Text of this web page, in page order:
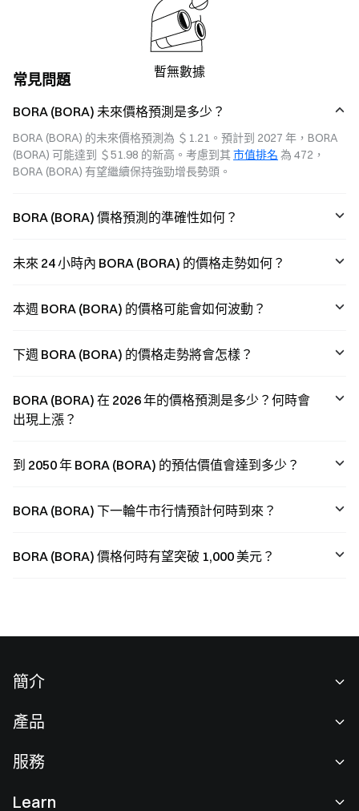
暫無數據
常見問題
BORA (BORA) 未來價格預測是多少？
BORA (BORA) 的未來價格預測為 ＄1.21。預計到 2027 年，BORA
(BORA) 可能達到 ＄51.98 的新高。考慮到其 市值排名 為 472，
BORA (BORA) 有望繼續保持強勁增長勢頭。
BORA (BORA) 價格預測的準確性如何？
未來 24 小時內 BORA (BORA) 的價格走勢如何？
本週 BORA (BORA) 的價格可能會如何波動？
下週 BORA (BORA) 的價格走勢將會怎樣？
BORA (BORA) 在 2026 年的價格預測是多少？何時會
出現上漲？
到 2050 年 BORA (BORA) 的預估價值會達到多少？
BORA (BORA) 下一輪牛市行情預計何時到來？
BORA (BORA) 價格何時有望突破 1,000 美元？
簡介
新聞中心
產品
現貨交易
服務
Learn